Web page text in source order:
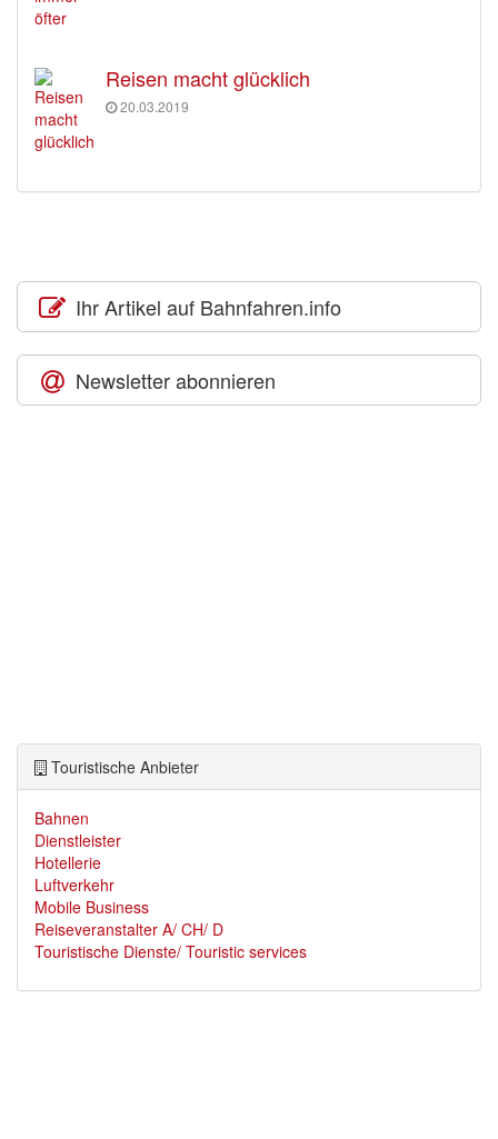
Reisen macht glücklich
20.03.2019
Ihr Artikel auf Bahnfahren.info
Newsletter abonnieren
Touristische Anbieter
Bahnen
Dienstleister
Hotellerie
Luftverkehr
Mobile Business
Reiseveranstalter A/ CH/ D
Touristische Dienste/ Touristic services